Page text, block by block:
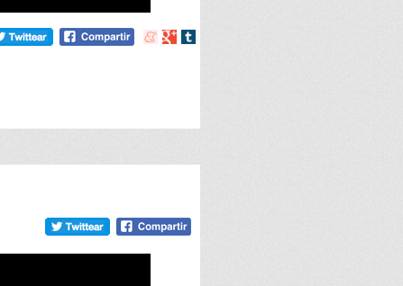
Compartir
Compartir
Compartir